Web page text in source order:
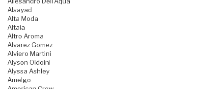
Alsayad
Alta Moda
Altaia
Altro Aroma
Alvarez Gomez
Alviero Martini
Alyson Oldoini
Alyssa Ashley
Amelgo